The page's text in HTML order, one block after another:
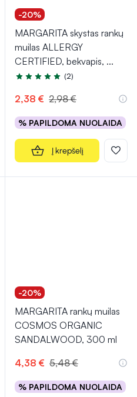
-20%
MARGARITA skystas rankų
muilas ALLERGY
CERTIFIED, bekvapis, ...
Įvertinimas 5.0 iš 5
(2)
2,38 € 2,98 €
% PAPILDOMA NUOLAIDA
Į krepšelį
-20%
MARGARITA rankų muilas
COSMOS ORGANIC
SANDALWOOD, 300 ml
4,38 € 5,48 €
% PAPILDOMA NUOLAIDA